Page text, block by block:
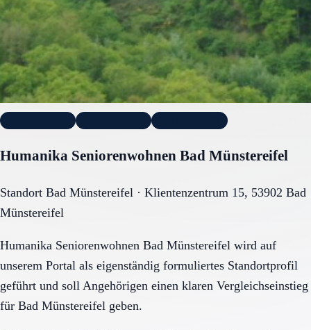
Humanika Seniorenwohnen Bad Münstereifel
Standort Bad Münstereifel · Klientenzentrum 15, 53902 Bad
Münstereifel
Humanika Seniorenwohnen Bad Münstereifel wird auf
unserem Portal als eigenständig formuliertes Standortprofil
geführt und soll Angehörigen einen klaren Vergleichseinstieg
für Bad Münstereifel geben.